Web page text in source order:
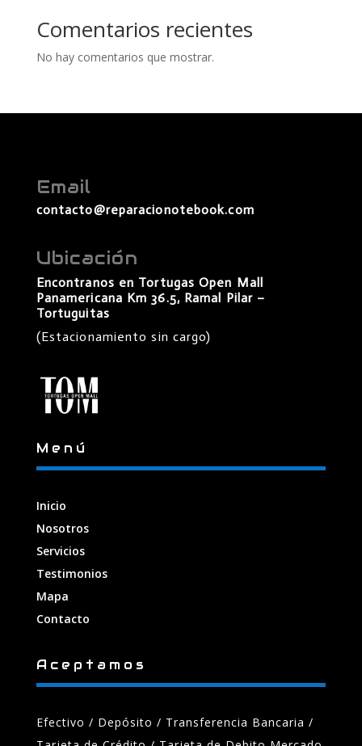
Comentarios recientes
No hay comentarios que mostrar.
Email
contacto@reparacionotebook.com
Ubicación
Encontranos en Tortugas Open Mall
Panamericana Km 36.5, Ramal Pilar –
Tortuguitas
(Estacionamiento sin cargo)
Menú
Inicio
Nosotros
Servicios
Testimonios
Mapa
Contacto
Aceptamos
Efectivo / Depósito / Transferencia Bancaria /